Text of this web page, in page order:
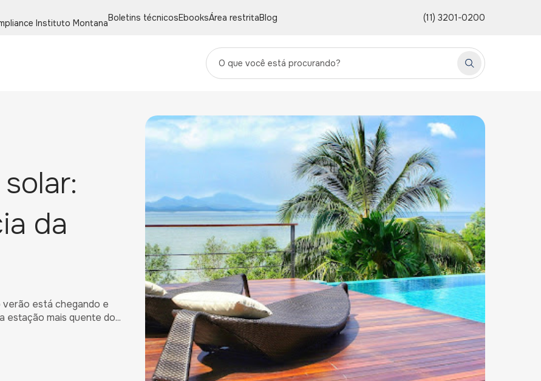
Instituto Montana
Boletins técnicosEbooksÁrea restritaBlog (11) 3201-0200
da
está chegando e
estação mais quente do...